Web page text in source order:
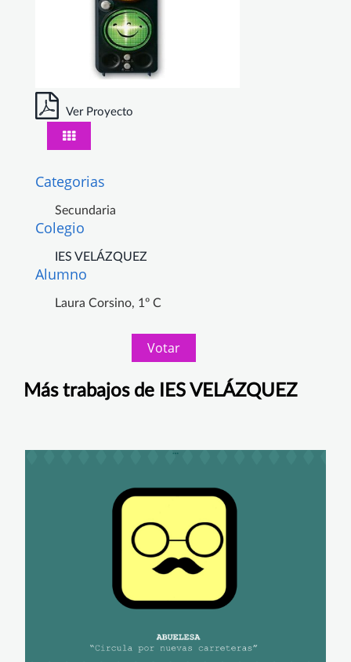
Ver Proyecto
Categorias
Secundaria
Colegio
IES VELÁZQUEZ
Alumno
Laura Corsino, 1º C
Votar
Más trabajos de IES VELÁZQUEZ